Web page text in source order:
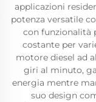
applicazioni
potenza versatile
con funzionalità
costante per
motore diesel ad
giri al minuto,
energia mentre
suo design